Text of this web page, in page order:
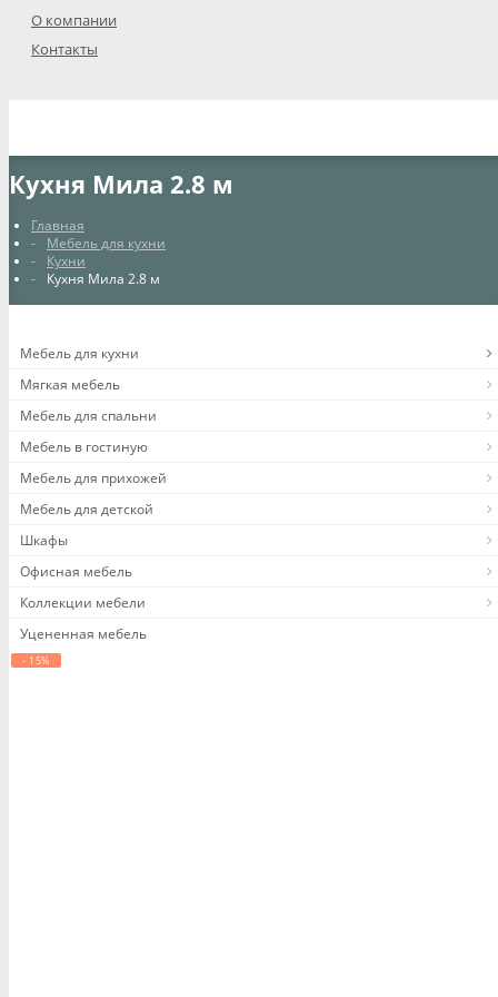
О компании
Контакты
Кухня Мила 2.8 м
Главная
Мебель для кухни
Кухни
Кухня Мила 2.8 м
Мебель для кухни
Мягкая мебель
Мебель для спальни
Мебель в гостиную
Мебель для прихожей
Мебель для детской
Шкафы
Офисная мебель
Коллекции мебели
Уцененная мебель
- 15%